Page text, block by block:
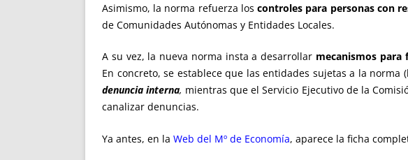
Asimismo, la norma refuerza loscontroles para personas con
de Comunidades Autónomas y Entidades Locales.
A su vez, la nueva norma insta a desarrollar mecanismos para
En concreto, se establece que las entidades sujetas a la
denuncia interna, mientras que el Servicio Ejecutivo de la
canalizar denuncias.
Ya antes, en la Web del Mº de Economía, aparece la ficha